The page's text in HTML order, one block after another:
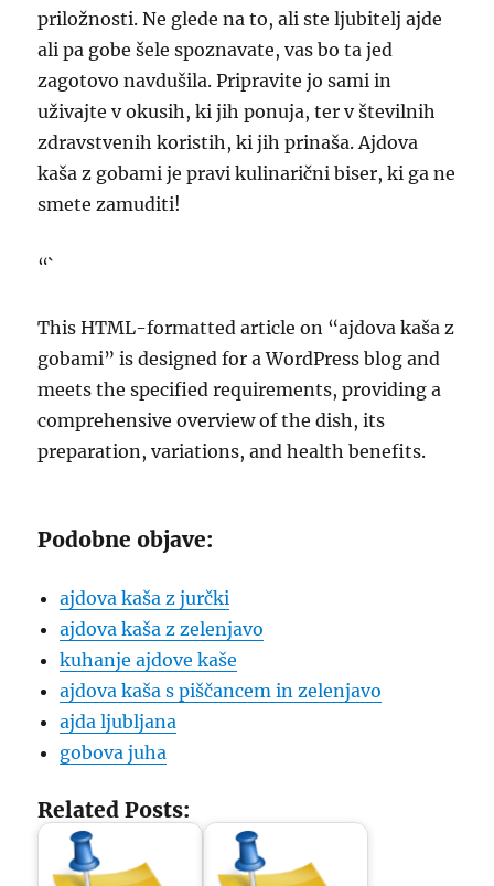
priložnosti. Ne glede na to, ali ste ljubitelj ajde
ali pa gobe šele spoznavate, vas bo ta jed
zagotovo navdušila. Pripravite jo sami in
uživajte v okusih, ki jih ponuja, ter v številnih
zdravstvenih koristih, ki jih prinaša. Ajdova
kaša z gobami je pravi kulinarični biser, ki ga ne
smete zamuditi!
“`
This HTML-formatted article on “ajdova kaša z
gobami” is designed for a WordPress blog and
meets the specified requirements, providing a
comprehensive overview of the dish, its
preparation, variations, and health benefits.
Podobne objave:
ajdova kaša z jurčki
ajdova kaša z zelenjavo
kuhanje ajdove kaše
ajdova kaša s piščancem in zelenjavo
ajda ljubljana
gobova juha
Related Posts: